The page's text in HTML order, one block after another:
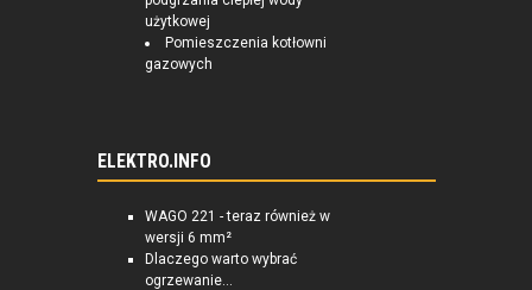
użytkowej
Pomieszczenia kotłowni
gazowych
ELEKTRO.INFO
WAGO 221 - teraz również w
wersji 6 mm²
Dlaczego warto wybrać
ogrzewanie...